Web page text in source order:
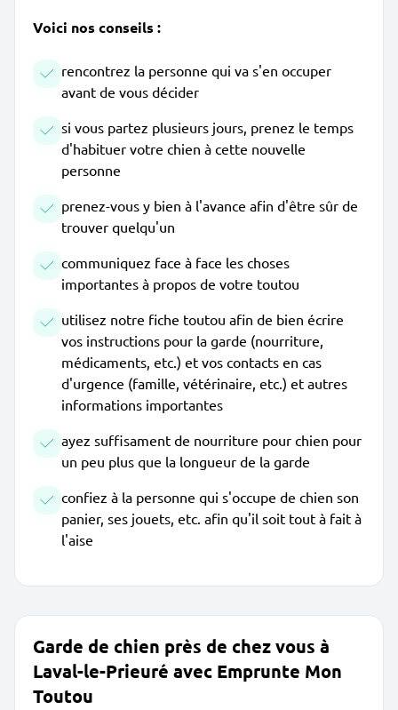
Voici nos conseils :
rencontrez la personne qui va s'en occuper
avant de vous décider
si vous partez plusieurs jours, prenez le temps
d'habituer votre chien à cette nouvelle
personne
prenez-vous y bien à l'avance afin d'être sûr de
trouver quelqu'un
communiquez face à face les choses
importantes à propos de votre toutou
utilisez notre fiche toutou afin de bien écrire
vos instructions pour la garde (nourriture,
médicaments, etc.) et vos contacts en cas
d'urgence (famille, vétérinaire, etc.) et autres
informations importantes
ayez suffisament de nourriture pour chien pour
un peu plus que la longueur de la garde
confiez à la personne qui s'occupe de chien son
panier, ses jouets, etc. afin qu'il soit tout à fait à
l'aise
Garde de chien près de chez vous à
Laval-le-Prieuré avec Emprunte Mon
Toutou